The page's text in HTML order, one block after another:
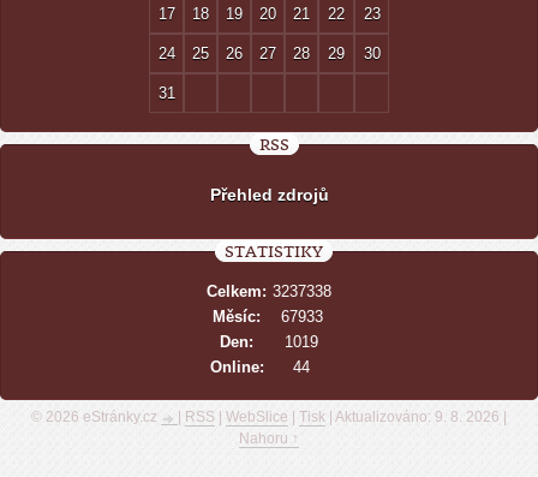
17 18 19 20 21 22 23
24 25 26 27 28 29 30
31
RSS
Přehled zdrojů
STATISTIKY
Online: 44
Celkem: 3237338
Měsíc:
67933
Den:
1019
© 2026 eStránky.cz RSS WebSlice Tisk Aktualizováno: 9. 8. 2026
Nahoru ↑